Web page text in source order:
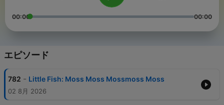
00:00 00:00
エピソード
782 - Little Fish: Moss Moss Mossmoss Moss
02 8月 2026